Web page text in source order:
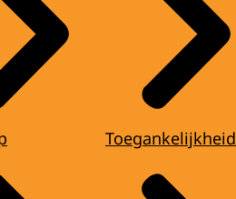
Toegankelijkheid